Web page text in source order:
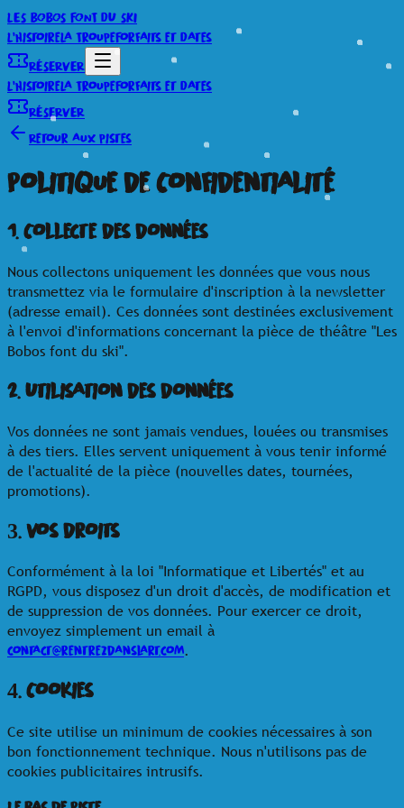
LES BOBOS FONT DU SKI
L'HistoireLa TroupeForfaits et Dates
RÉSERVER
L'HistoireLa TroupeForfaits et Dates
RÉSERVER
Retour aux pistes
Politique de Confidentialité
1. Collecte des données
Nous collectons uniquement les données que vous nous
transmettez via le formulaire d'inscription à la newsletter
(adresse email). Ces données sont destinées exclusivement
à l'envoi d'informations concernant la pièce de théâtre "Les
Bobos font du ski".
2. Utilisation des données
Vos données ne sont jamais vendues, louées ou transmises
à des tiers. Elles servent uniquement à vous tenir informé
de l'actualité de la pièce (nouvelles dates, tournées,
promotions).
3. Vos droits
Conformément à la loi "Informatique et Libertés" et au
RGPD, vous disposez d'un droit d'accès, de modification et
de suppression de vos données. Pour exercer ce droit,
envoyez simplement un email à
contact@rentrezdanslart.com.
4. Cookies
Ce site utilise un minimum de cookies nécessaires à son
bon fonctionnement technique. Nous n'utilisons pas de
cookies publicitaires intrusifs.